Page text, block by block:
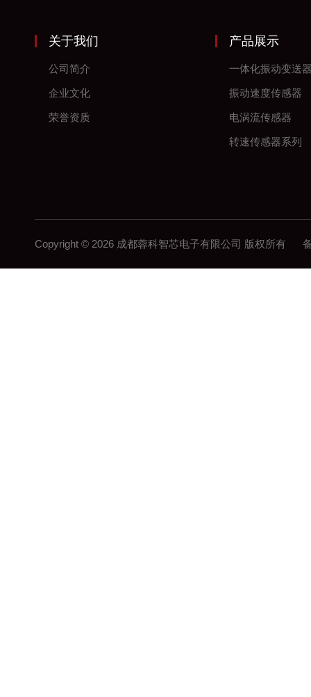
关于我们
公司简介
企业文化
荣誉资质
产品展示
一体化振动变送
振动速度传感器
电涡流传感器
转速传感器系列
Copyright © 2026 成都蓉科智芯电子有限公司 版权所有